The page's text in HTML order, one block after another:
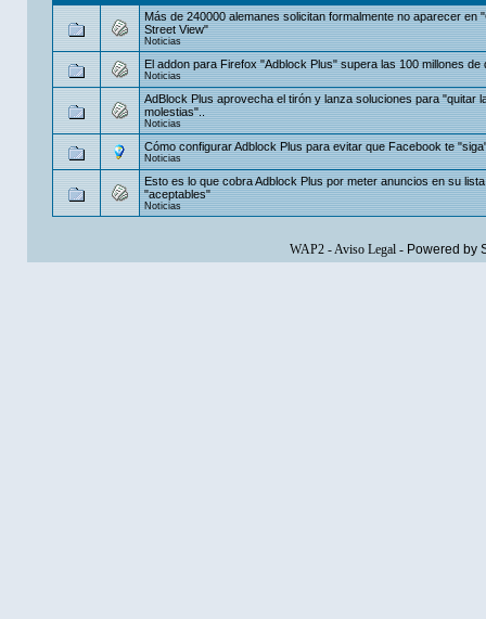
Más de 240000 alemanes solicitan formalmente no aparecer en
Street View"
Noticias
El addon para Firefox "Adblock Plus" supera las 100 millones de
Noticias
AdBlock Plus aprovecha el tirón y lanza soluciones para "quitar
molestias"..
Noticias
Cómo configurar Adblock Plus para evitar que Facebook te
Noticias
Esto es lo que cobra Adblock Plus por meter anuncios en su
"aceptables"
Noticias
WAP2-Aviso Legal- Powered by